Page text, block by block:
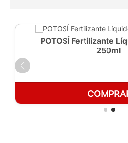
POTOSÍ Fertilizante
250ml